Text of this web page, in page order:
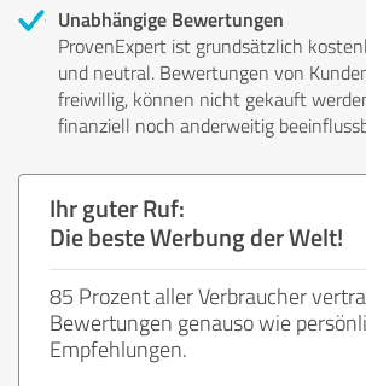
Unabhängige Bewertungen
ProvenExpert ist grundsätzlich
und neutral. Bewertungen von
freiwillig, können nicht gekauft
finanziell noch anderweitig
Ihr guter Ruf:
Die beste Werbung der Welt!
85 Prozent aller Verbraucher
Bewertungen genauso wie
Empfehlungen.